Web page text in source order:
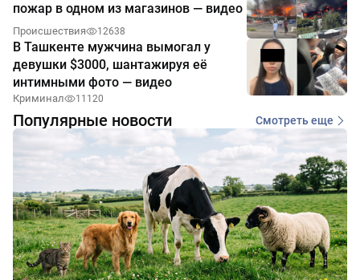
пожар в одном из магазинов — видео
Происшествия 12638
В Ташкенте мужчина вымогал у
девушки $3000, шантажируя её
интимными фото — видео
Криминал 11120
Популярные новости Смотреть еще